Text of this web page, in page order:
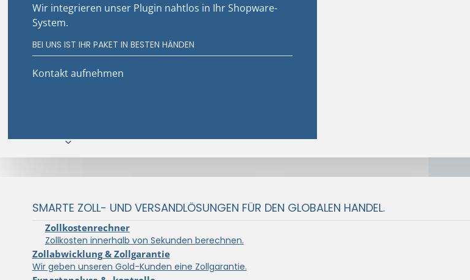
Wir integrieren unser Plugin nahtlos in Ihr Shopware-
System.
BEI UNS IST IHR PAKET IN BESTEN HÄNDEN
Kontakt aufnehmen
& Drittland
SMARTE ZOLL- UND VERSANDLÖSUNGEN FÜR DEN GLOBALEN HANDEL.
Zollkostenrechner
Zollkosten innerhalb von Sekunden berechnen.
Zollabwicklung & Zollgarantie
Wir geben unseren Gold-Kunden eine Zollgarantie.